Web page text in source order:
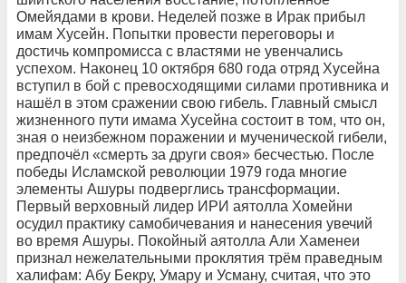
Омейядами в крови. Неделей позже в Ирак прибыл
имам Хусейн. Попытки провести переговоры и
достичь компромисса с властями не увенчались
успехом. Наконец 10 октября 680 года отряд Хусейна
вступил в бой с превосходящими силами противника и
нашёл в этом сражении свою гибель. Главный смысл
жизненного пути имама Хусейна состоит в том, что он,
зная о неизбежном поражении и мученической гибели,
предпочёл «смерть за други своя» бесчестью. После
победы Исламской революции 1979 года многие
элементы Ашуры подверглись трансформации.
Первый верховный лидер ИРИ аятолла Хомейни
осудил практику самобичевания и нанесения увечий
во время Ашуры. Покойный аятолла Али Хаменеи
признал нежелательными проклятия трём праведным
халифам: Абу Бекру, Умару и Усману, считая, что это